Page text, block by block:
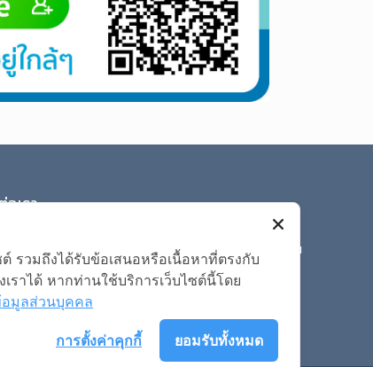
เรา
ที่ 973 อาคารเพรสิเด้นท์ทาวเวอร์ ชั้น 7 ห้องเลขที่ 7E ถนน
จิต แขวงลุมพินี เขตปทุมวัน กรุงเทพมหานคร 10330
contact@doctorathome.com
รวมถึงได้รับข้อเสนอหรือเนื้อหาที่ตรงกับ
าได้ หากท่านใช้บริการเว็บไซต์นี้โดย
มูลส่วนบุคคล
ยอมรับทั้งหมด
การตั้งค่าคุกกี้